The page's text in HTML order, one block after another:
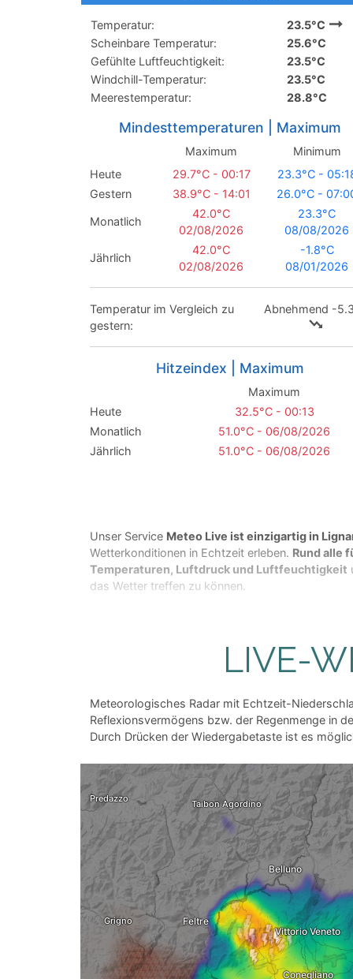
Temperatur:
23.5°C
Scheinbare Temperatur:
25.6°C
Gefühlte Luftfeuchtigkeit:
23.5°C
Windchill-Temperatur:
23.5°C
Meerestemperatur:
28.8°C
Mindesttemperaturen | Maximum
Maximum
Minimum
Heute
29.7°C - 00:17
23.3°C -
Gestern
38.9°C - 14:01 26.0°C -
Monatlich
42.0°C
02/08/2026
23.3°C
08/08/2026
Jährlich
42.0°C
02/08/2026
-1.8°C
08/01/2026
Temperatur im Vergleich zu
gestern:
Abnehmend -
Hitzeindex | Maximum
Maximum
Heute
32.5°C - 00:13
Monatlich
51.0°C - 06/08/2026
Jährlich
51.0°C - 06/08/2026
Unser Service Meteo Live ist einzigartig in
Wetterkonditionen in Echtzeit erleben. Rund alle
Temperaturen, Luftdruck und Luftfeuchtigkeit
das Wetter treffen zu können.
LIVE-
Meteorologisches Radar mit Echtzeit-
Reflexionsvermögens bzw. der Regenmenge in
Durch Drücken der Wiedergabetaste ist es